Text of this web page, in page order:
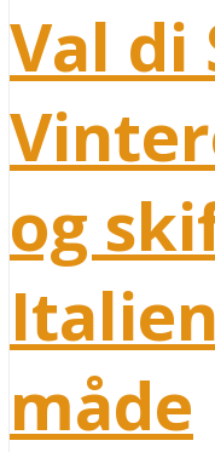
Val di
og
måde